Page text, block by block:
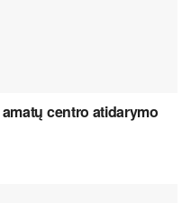
centro atidarymo